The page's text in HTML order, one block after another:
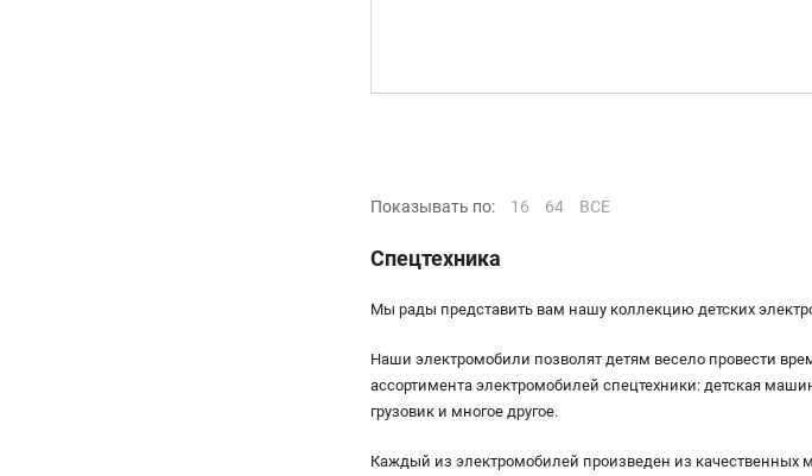
Показывать по: 16 64 ВСЕ
Спецтехника
Мы рады представить вам нашу коллекцию детских
Наши электромобили позволят детям весело провести
ассортимента электромобилей спецтехники: детская
грузовик и многое другое.
Каждый из электромобилей произведен из качественных